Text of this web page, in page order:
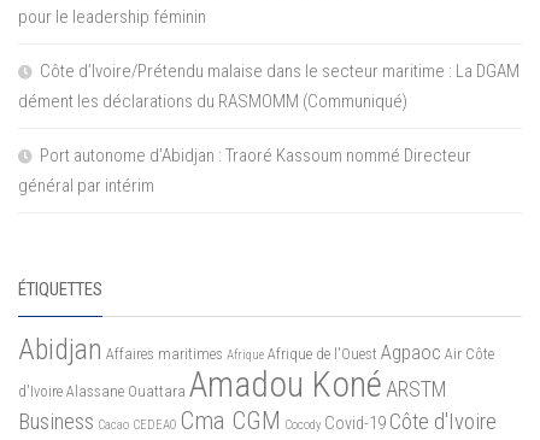
pour le leadership féminin
Côte d’Ivoire/Prétendu malaise dans le secteur maritime : La DGAM
dément les déclarations du RASMOMM (Communiqué)
Port autonome d’Abidjan : Traoré Kassoum nommé Directeur
général par intérim
ÉTIQUETTES
Abidjan Affaires maritimes Afrique Afrique de l'Ouest Agpaoc Air Côte
d'Ivoire Alassane Ouattara Amadou Koné ARSTM
Business Cacao CEDEAO Cma CGM Cocody Covid-19 Côte d'Ivoire